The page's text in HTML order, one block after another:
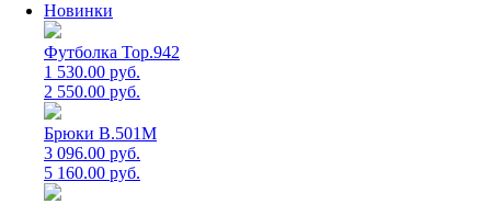
Новинки
Футболка Top.942
1 530.00 руб.
2 550.00 руб.
Брюки B.501M
3 096.00 руб.
5 160.00 руб.